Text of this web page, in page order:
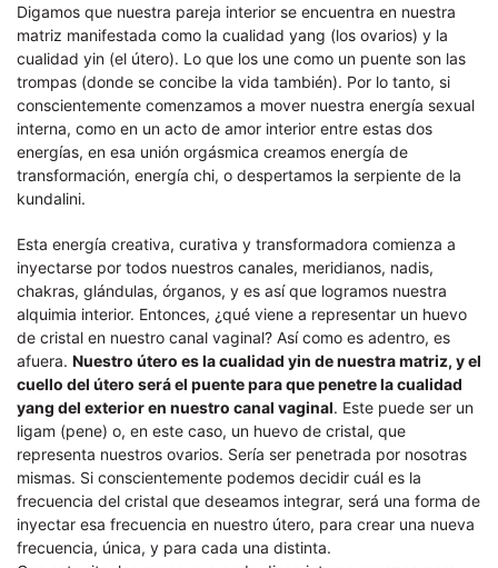
Digamos que nuestra pareja interior se encuentra en nuestra
matriz manifestada como la cualidad yang (los ovarios) y la
cualidad yin (el útero). Lo que los une como un puente son las
trompas (donde se concibe la vida también). Por lo tanto, si
conscientemente comenzamos a mover nuestra energía sexual
interna, como en un acto de amor interior entre estas dos
energías, en esa unión orgásmica creamos energía de
transformación, energía chi, o despertamos la serpiente de la
kundalini.
Esta energía creativa, curativa y transformadora comienza a
inyectarse por todos nuestros canales, meridianos, nadis,
chakras, glándulas, órganos, y es así que logramos nuestra
alquimia interior. Entonces, ¿qué viene a representar un huevo
de cristal en nuestro canal vaginal? Así como es adentro, es
afuera. Nuestro útero es la cualidad yin de nuestra matriz, y el
cuello del útero será el puente para que penetre la cualidad
yang del exterior en nuestro canal vaginal. Este puede ser un
ligam (pene) o, en este caso, un huevo de cristal, que
representa nuestros ovarios. Sería ser penetrada por nosotras
mismas. Si conscientemente podemos decidir cuál es la
frecuencia del cristal que deseamos integrar, será una forma de
inyectar esa frecuencia en nuestro útero, para crear una nueva
frecuencia, única, y para cada una distinta.